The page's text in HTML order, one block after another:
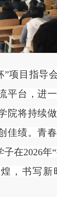
”项目指导
平台，进
院将持续
佳绩。青
在2026年
，书写新